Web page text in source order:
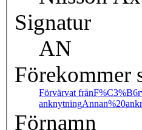
Signatur
AN
Förekommer
Förvärvat från
anknytning
Förnamn